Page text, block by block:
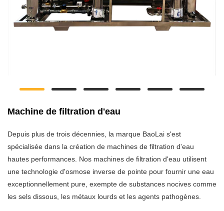
Machine de filtration d'eau
Depuis plus de trois décennies, la marque BaoLai s'est
spécialisée dans la création de machines de filtration d'eau
hautes performances. Nos machines de filtration d'eau utilisent
une technologie d'osmose inverse de pointe pour fournir une eau
exceptionnellement pure, exempte de substances nocives comme
les sels dissous, les métaux lourds et les agents pathogènes.